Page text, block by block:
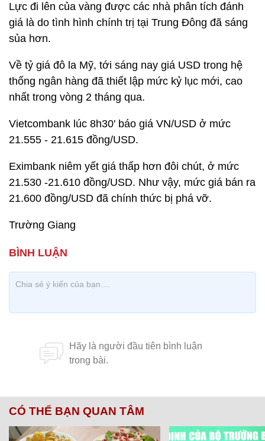
Lực đi lên của vàng được các nhà phân tích đánh
giá là do tình hình chính trị tại Trung Đông đã sáng
sủa hơn.
Về tỷ giá đô la Mỹ, tới sáng nay giá USD trong hệ
thống ngân hàng đã thiết lập mức kỷ lục mới, cao
nhất trong vòng 2 tháng qua.
Vietcombank lúc 8h30' báo giá VN/USD ở mức
21.555 - 21.615 đồng/USD.
Eximbank niêm yết giá thấp hơn đôi chút, ở mức
21.530 -21.610 đồng/USD. Như vậy, mức giá bán ra
21.600 đồng/USD đã chính thức bị phá vỡ.
Trường Giang
CÓ THỂ BẠN QUAN TÂM